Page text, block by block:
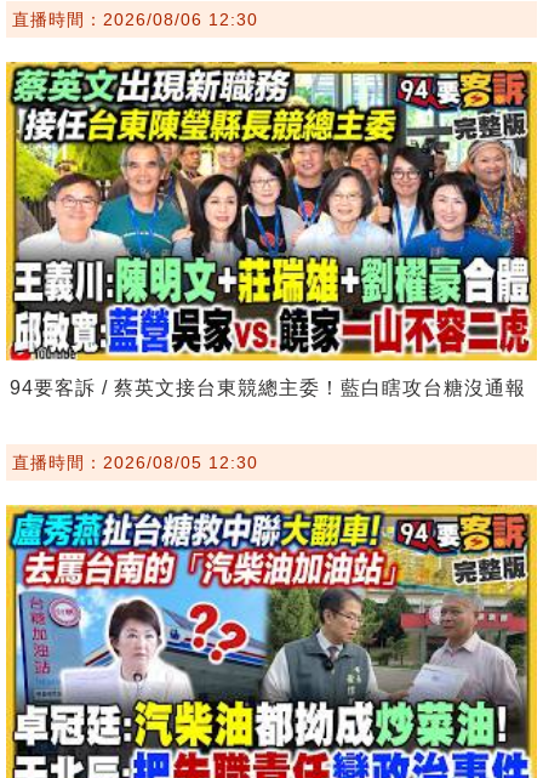
直播時間：2026/08/06 12:30
94要客訴 / 蔡英文接台東競總主委！藍白瞎攻台糖沒通報
直播時間：2026/08/05 12:30